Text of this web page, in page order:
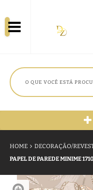
HOME DECORAÇÃO/
PAPEL DE PAREDE MINIME